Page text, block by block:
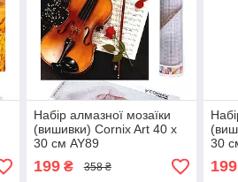
Набір алмазної мозаїки
(вишивки) Cornix Art 40 x
30 см AY89
199₴ 358 ₴
30
199